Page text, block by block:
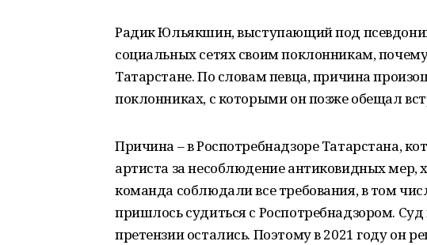
Радик Юльякшин, выступающий под
социальных сетях своим поклонникам,
Татарстане. По словам певца, причина
поклонниках, с которыми он позже обещал
Причина – в Роспотребнадзоре Татарстана,
артиста за несоблюдение антиковидных мер,
команда соблюдали все требования, в том
пришлось судиться с Роспотребнадзором.
претензии остались. Поэтому в 2021 году он